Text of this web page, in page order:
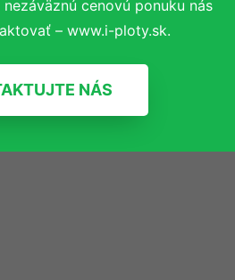
cenovú ponuku nás
– www.i-ploty.sk.
NÁS